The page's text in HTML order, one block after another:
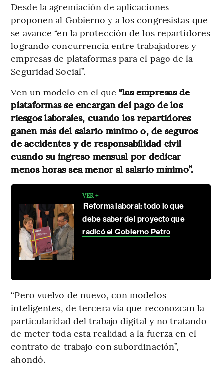
Desde la agremiación de aplicaciones
proponen al Gobierno y a los congresistas que
se avance “en la protección de los repartidores
logrando concurrencia entre trabajadores y
empresas de plataformas para el pago de la
Seguridad Social”.
Ven un modelo en el que “las empresas de
plataformas se encargan del pago de los
riesgos laborales, cuando los repartidores
ganen más del salario mínimo o, de seguros
de accidentes y de responsabilidad civil
cuando su ingreso mensual por dedicar
menos horas sea menor al salario mínimo”.
VER +
Reforma laboral: todo lo que
debe saber del proyecto que
radicó el Gobierno Petro
“Pero vuelvo de nuevo, con modelos
inteligentes, de tercera vía que reconozcan la
particularidad del trabajo digital y no tratando
de meter toda esta realidad a la fuerza en el
contrato de trabajo con subordinación”,
ahondó.